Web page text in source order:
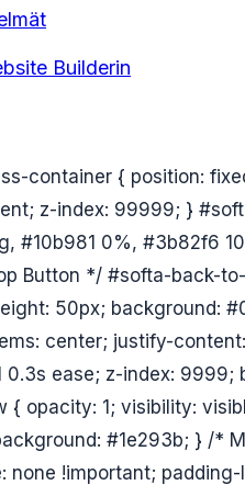
Builderin
container { position:
z-index: 99999; }
#10b981 0%, #3b82f6
Button */ #softa-back-
50px; background:
center; justify-
ease; z-index: 9999;
{ opacity: 1; visibility:
#1e293b; } /*
!important;